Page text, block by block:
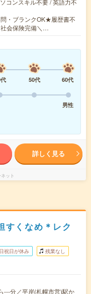
・ブランクOK★履歴書不
会保険完備＼…
50代
60代
男性
詳しく見る
ット
すくなめ＊レク
祝日が休み 残業なし
---分／平岸(札幌市営)駅か